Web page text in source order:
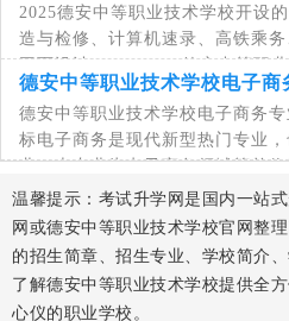
2025德安中等职业技术学校开设
造与检修、计算机速录、高铁乘
平面设计。一、2025德安中等职
序号学校名称专业名称1德安中等
德安中等职业技术学校电子商
德安中等职业技术学校电子商务
标电子商务是现代新型热门专业
业。本专业为电子商务领域等单
师、速录师等高素质职业服务型人
温馨提示：考试升学网是国内一站
网或德安中等职业技术学校官网整
的招生简章、招生专业、学校简介
了解德安中等职业技术学校提供全
心仪的职业学校。